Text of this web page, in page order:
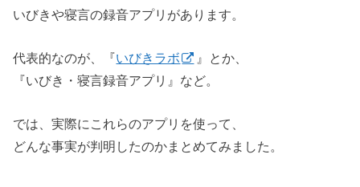
いびきや寝言の録音アプリがあります。
代表的なのが、『いびきラボ
』とか、
『いびき・寝言録音アプリ』など。
では、実際にこれらのアプリを使って、
どんな事実が判明したのかまとめてみました。